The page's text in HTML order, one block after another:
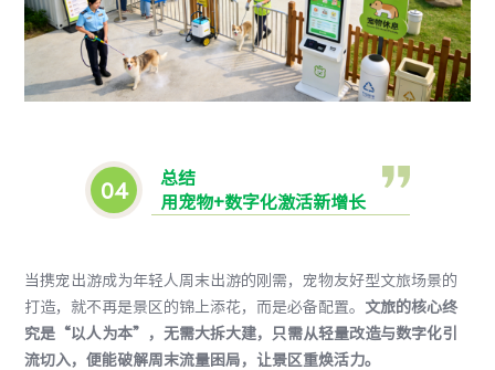
04
总结
用宠物+数字化激活新增长
当携宠出游成为年轻人周末出游的刚需，宠物友好型文旅场景的
打造，就不再是景区的锦上添花，而是必备配置。 文旅的核心终
究是“以人为本”，无需大拆大建，只需从轻量改造与数字化引
流切入，便能破解周末流量困局，让景区重焕活力。